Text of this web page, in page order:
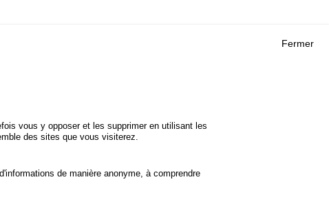
DE SÉCURITÉ
Fermer
vous y opposer et les supprimer en utilisant les
des sites que vous visiterez.
de manière anonyme, à comprendre